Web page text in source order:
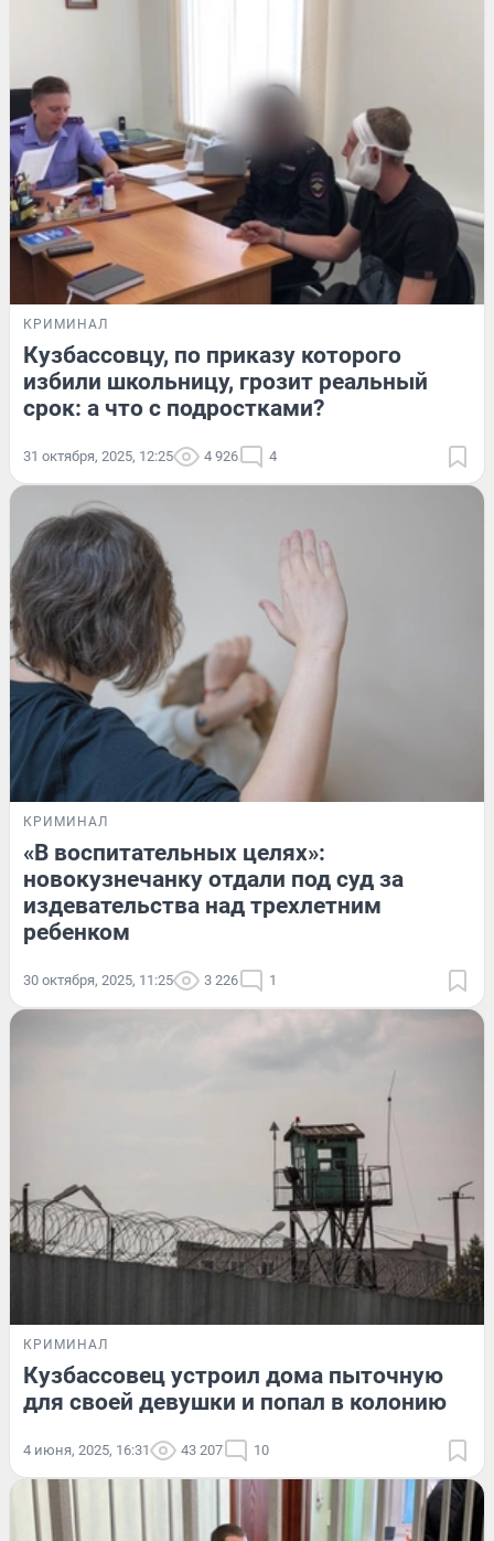
КРИМИНАЛ
Кузбассовцу, по приказу которого
избили школьницу, грозит реальный
срок: а что с подростками?
31 октября, 2025, 12:25 4 926 4
КРИМИНАЛ
«В воспитательных целях»:
новокузнечанку отдали под суд за
издевательства над трехлетним
ребенком
30 октября, 2025, 11:25 3 226 1
КРИМИНАЛ
Кузбассовец устроил дома пыточную
для своей девушки и попал в колонию
4 июня, 2025, 16:31 43 207 10